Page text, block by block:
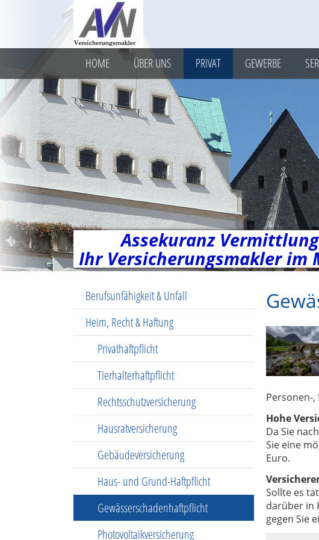
HOME ÜBER UNS PRIVAT
Berufsunfähigkeit & Unfall
Heim, Recht & Haftung
Privathaftpflicht
Tierhalterhaftpflicht
Rechtsschutzversicherung
Hausratversicherung
Gebäudeversicherung
Haus- und Grund-Haftpflicht
Gewässerschadenhaftpflicht
Photovoltaikversicherung
GEWERBE
Assekuranz
Ihr Versicherungsmakler im
Personen-
Hohe
Da Sie
Sie eine
Euro.
Sollte es
darüber in
gegen Sie